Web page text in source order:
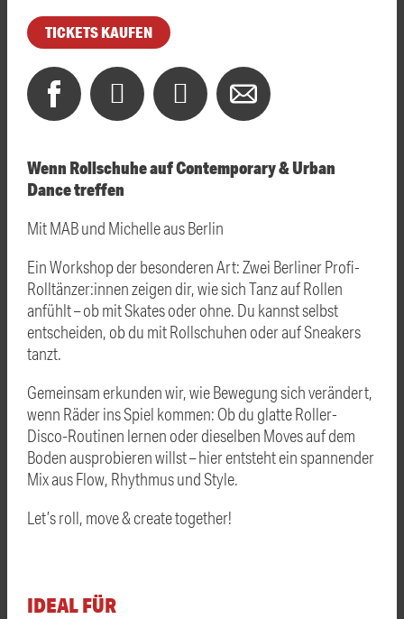
TICKETS KAUFEN
Wenn Rollschuhe auf Contemporary & Urban
Dance treffen
Mit MAB und Michelle aus Berlin
Ein Workshop der besonderen Art: Zwei Berliner Profi-
Rolltänzer:innen zeigen dir, wie sich Tanz auf Rollen
anfühlt – ob mit Skates oder ohne. Du kannst selbst
entscheiden, ob du mit Rollschuhen oder auf Sneakers
tanzt.
Gemeinsam erkunden wir, wie Bewegung sich verändert,
wenn Räder ins Spiel kommen: Ob du glatte Roller-
Disco-Routinen lernen oder dieselben Moves auf dem
Boden ausprobieren willst – hier entsteht ein spannender
Mix aus Flow, Rhythmus und Style.
Let’s roll, move & create together!
IDEAL FÜR